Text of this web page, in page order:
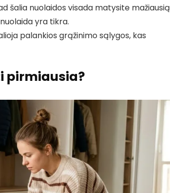
šalia nuolaidos visada matysite mažiausią
yra tikra.
palankios grąžinimo sąlygos, kas
pirmiausia?